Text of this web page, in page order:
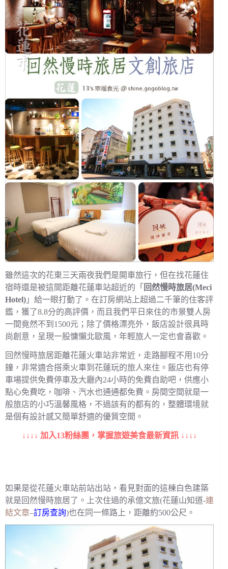
雖然這次的花東三天兩夜我們是開車旅行，但在找花蓮住
宿時還是被這間距離花蓮車站超近的「 回然慢時旅居(Meci
Hotel) 」給一眼打動了。在訂房網站上超過二千筆的住客評
鑑，獲了8.8分的高評價，而且我們平日來住的市景雙人房
一間竟然不到1500元；除了價格漂亮外，飯店設計很具時
尚創意，呈現一股慵懶北歐風，年輕旅人一定也會喜歡。
回然慢時旅居距離花蓮火車站非常近，走路腳程不用10分
鐘，非常適合搭乘火車到花蓮玩的旅人來住。飯店也有停
車場提供免費停車及大廳內24小時的免費自助吧，供應小
點心免費吃，咖啡、汽水也通通都免費。房間空間就是一
般旅店的小巧溫馨風格，不過該有的都有的，整體環境就
是個有設計感又簡單舒適的優質空間。
↓↓↓↓ 加入13粉絲團，掌握旅遊美食最新資訊 ↓↓↓↓
如果是從花蓮火車站前站出站，看見對面的這棟白色建築
就是回然慢時旅居了。上次住過的承億文旅(花蓮山知道-連
結文章–訂房查詢)也在同一條路上，距離約500公尺。